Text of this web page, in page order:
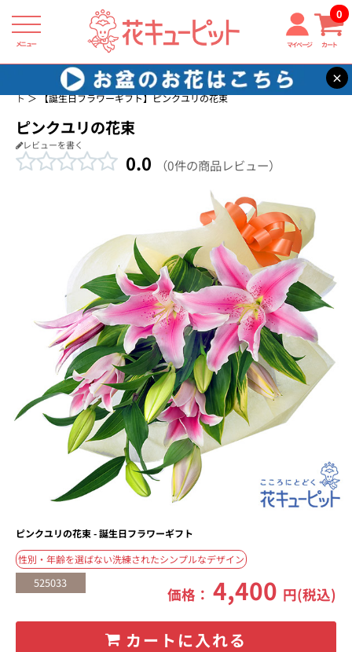
メニュー マイページ カート
0
×
花キューピット
誕生日に贈る花・花束・アレンジメントのフラワーギフ
ト
【誕生日フラワーギフト】ピンクユリの花束
ピンクユリの花束
レビューを書く
0.0 （0件の商品レビュー）
ピンクユリの花束 - 誕生日フラワーギフト
性別・年齢を選ばない洗練されたシンプルなデザイン
525033
価格：4,400 円(税込)
カートに入れる